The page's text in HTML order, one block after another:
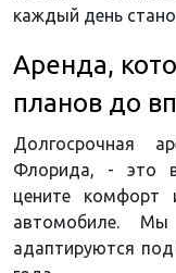
каждый день
Аренда,
планов до
Долгосрочная
Флорида, - это
цените комфорт
автомобиле. Мы
адаптируются